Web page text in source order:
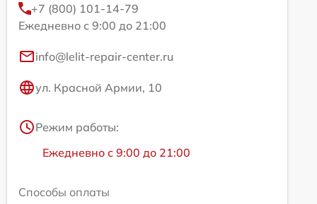
+7 (800) 101-14-79
Ежедневно с 9:00 до 21:00
info@lelit-repair-center.ru
ул. Красной Армии, 10
Режим работы:
Ежедневно с 9:00 до 21:00
Способы оплаты